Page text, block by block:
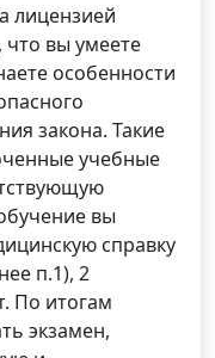
лицензией
вы умеете
особенности
закона. Такие
учебные
вы
справку
п.1), 2
По итогам
экзамен,